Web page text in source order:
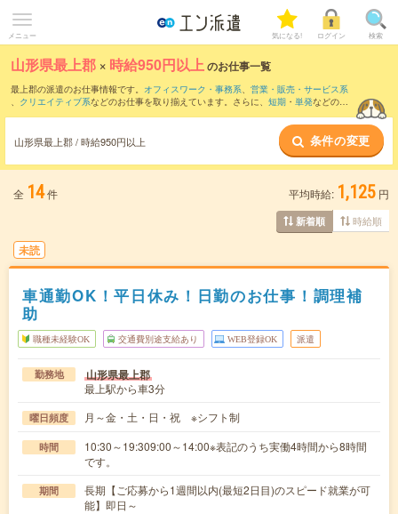
メニュー 気になる! ログイン 検索
山形県最上郡 × 時給950円以上のお仕事一覧
最上郡の派遣のお仕事情報です。 オフィスワーク・事務系、 営業・販売・サービス系
、 クリエイティブ系などのお仕事を取り揃えています。さらに、 短期 ・ 単発などの期
時給1050円以上 ・1800円以上の求人はこちら
当サイトでは法令を遵守し、最低賃金以上の求人のみを掲載しています。
山形県最上郡 / 時給950円以上 条件の変更
全 14件 平均時給: 1,125 円
新着順 時給順
未読
車通勤OK！平日休み！日勤のお仕事！調理補
助
職種未経験OK 交通費別途支給あり WEB登録OK 派遣
勤務地 山形県最上郡
最上駅から車3分
曜日頻度 月～金・土・日・祝 ※シフト制
時間
10:30～19:309:00～14:00※表記のうち実働4時間から8時間
です。
期間
長期【ご応募から1週間以内(最短2日目)のスピード就業が可
能】即日～